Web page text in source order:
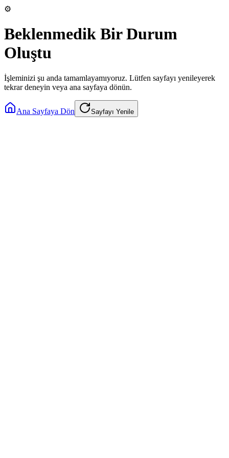
⚙️
Beklenmedik Bir Durum
Oluştu
İşleminizi şu anda tamamlayamıyoruz. Lütfen sayfayı yenileyerek
tekrar deneyin veya ana sayfaya dönün.
Ana Sayfaya Dön Sayfayı Yenile